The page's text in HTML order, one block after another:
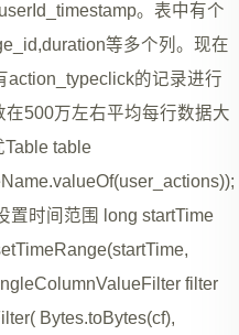
。表中有个
等多个列。现在
action_typeclick的记录进行
500万左右平均每行数据大
table
置时间范围 long startTime
filter
Bytes.toBytes(cf),